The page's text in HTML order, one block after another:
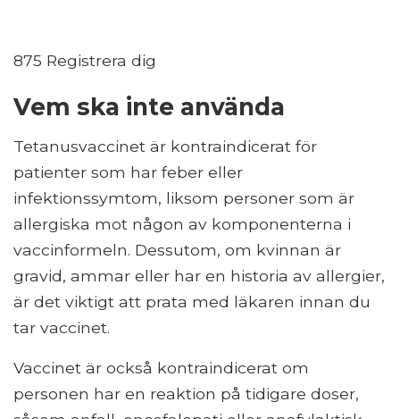
875 Registrera dig
Vem ska inte använda
Tetanusvaccinet är kontraindicerat för
patienter som har feber eller
infektionssymtom, liksom personer som är
allergiska mot någon av komponenterna i
vaccinformeln. Dessutom, om kvinnan är
gravid, ammar eller har en historia av allergier,
är det viktigt att prata med läkaren innan du
tar vaccinet.
Vaccinet är också kontraindicerat om
personen har en reaktion på tidigare doser,